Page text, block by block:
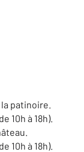
patinoire.
10h à 18h).
10h à 18h).